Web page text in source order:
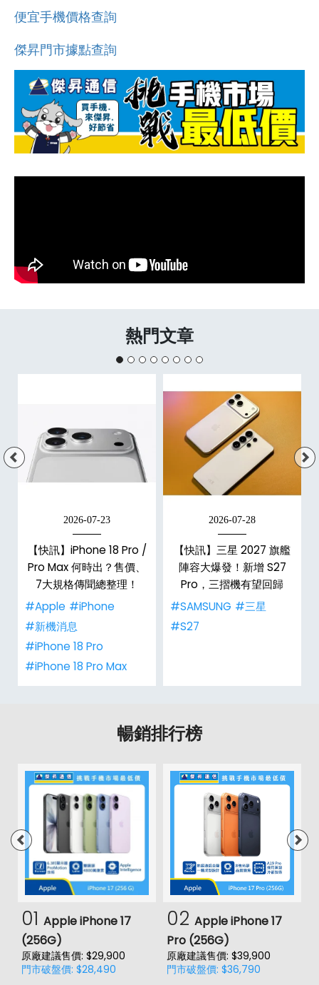
便宜手機價格查詢
傑昇門市據點查詢
熱門文章
2026-07-23
【快訊】iPhone 18 Pro /
Pro Max 何時出？售價、
7大規格傳聞總整理！
#Apple #iPhone
#新機消息
#iPhone 18 Pro
#iPhone 18 Pro Max
2026-07-28
【快訊】三星 2027 旗艦
陣容大爆發！新增 S27
Pro，三摺機有望回歸
#SAMSUNG #三星
#S27
暢銷排行榜
01 Apple iPhone 17
(256G)
原廠建議售價: $29,900
門市破盤價: $28,490
02 Apple iPhone 17
Pro (256G)
原廠建議售價: $39,900
門市破盤價: $36,790